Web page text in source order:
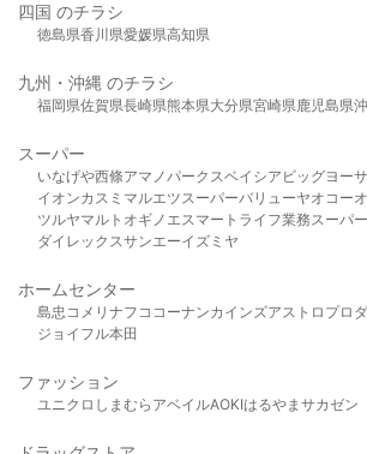
四国 のチラシ
徳島県香川県愛媛県高知県
九州・沖縄 のチラシ
福岡県佐賀県長崎県熊本県大分県宮崎県鹿児島県
スーパー
いなげや西條アマノパークスベイシア ビッグヨー
イオンカスミ マルエツスーパーバリューヤオコー
ツルヤマルト オギノ エスマート ライフ業務スーパー
ダイレックスサンエーイズミヤ
ホームセンター
島忠 コメリ ナフコ コーナンカインズアストロプロ
ジョイフル本田
ファッション
ユニクロ しまむら アベイルAOKIはるやま サカゼン